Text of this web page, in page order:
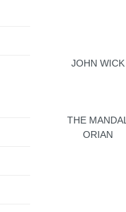
JOHN WICK
THE MANDAL
ORIAN